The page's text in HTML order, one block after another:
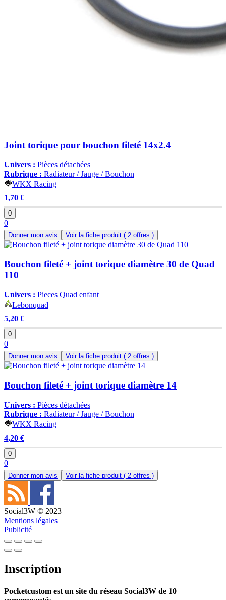
Joint torique pour bouchon fileté 14x2.4
Univers : Pièces détachées
Rubrique : Radiateur / Jauge / Bouchon
WKX Racing
1,70 €
0
0
Donner mon avis Voir la fiche produit ( 2 offres )
Bouchon fileté + joint torique diamètre 30 de Quad
110
Univers : Pieces Quad enfant
Lebonquad
5,20 €
0
0
Donner mon avis Voir la fiche produit ( 2 offres )
Bouchon fileté + joint torique diamètre 14
Univers : Pièces détachées
Rubrique : Radiateur / Jauge / Bouchon
WKX Racing
4,20 €
0
0
Donner mon avis Voir la fiche produit ( 2 offres )
Social3W © 2023
Mentions légales
Publicité
Inscription
Pocketcustom est un site du réseau Social3W de 10